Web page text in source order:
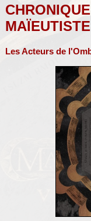
CHRONIQUE
Les Acteurs de